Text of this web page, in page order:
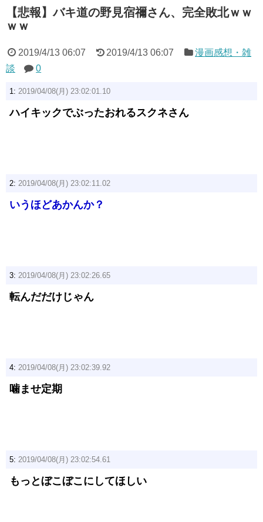
【悲報】バキ道の野見宿禰さん、完全敗北ｗｗ
ｗｗ
2019/4/13 06:07 2019/4/13 06:07
漫画感想・雑
談
0
1: 2019/04/08(月) 23:02:01.10
ハイキックでぶったおれるスクネさん
2: 2019/04/08(月) 23:02:11.02
いうほどあかんか？
3: 2019/04/08(月) 23:02:26.65
転んだだけじゃん
4: 2019/04/08(月) 23:02:39.92
噛ませ定期
5: 2019/04/08(月) 23:02:54.61
もっとぼこぼこにしてほしい